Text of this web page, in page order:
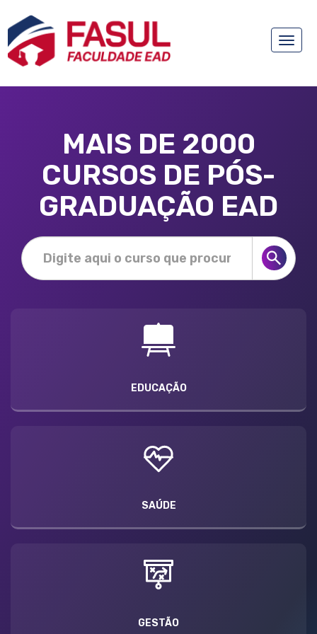
Toggle
MAIS DE 2000
CURSOS DE PÓS-
GRADUAÇÃO EAD
EDUCAÇÃO
SAÚDE
GESTÃO